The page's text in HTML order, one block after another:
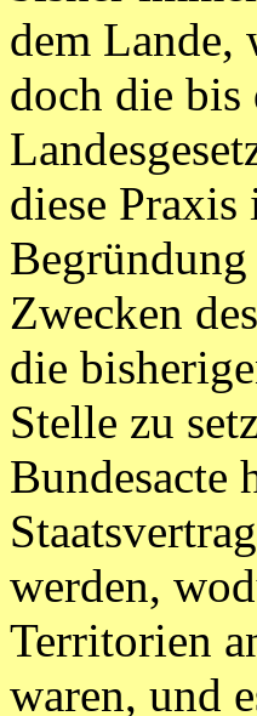
dem Lande,
doch die bis
diese
Begründung
Zwecken
die
Stelle zu
Bundesacte
werden,
Territorien
waren, und